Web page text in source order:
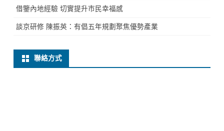
借鑒內地經驗 切實提升市民幸福感
談京研修 陳振英：有倡五年規劃聚焦優勢產業
聯絡方式